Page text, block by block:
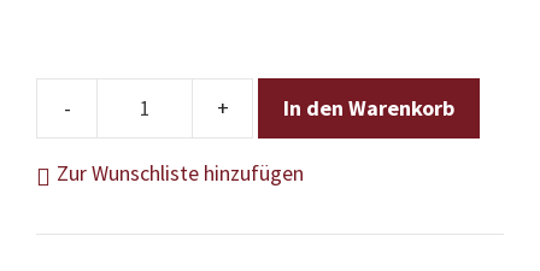
Kopke
10
In den Warenkorb
Zur Wunschliste hinzufügen